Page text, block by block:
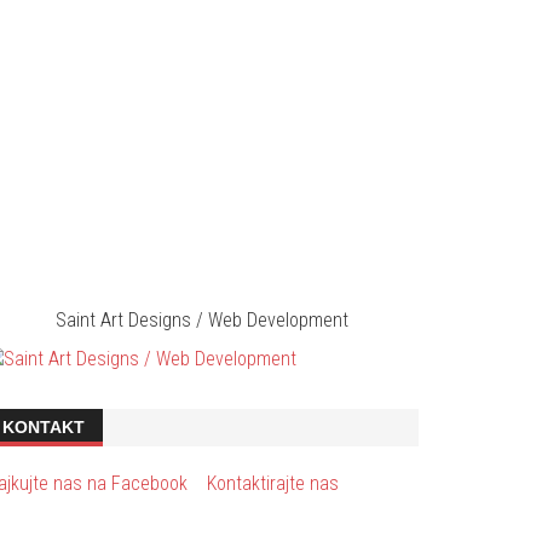
Saint Art Designs / Web Development
KONTAKT
nas na Facebook Kontaktirajte nas